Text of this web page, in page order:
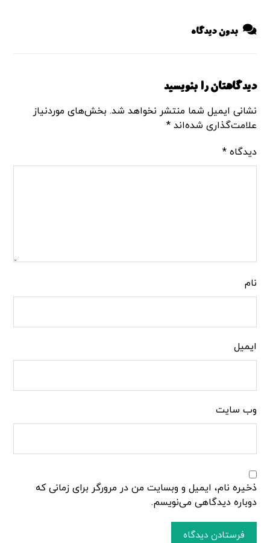
بدون دیدگاه
دیدگاهتان را بنویسید
نشانی ایمیل شما منتشر نخواهد شد. بخش‌های موردنیاز
علامت‌گذاری شده‌اند*
دیدگاه*
نام
ایمیل
وب‌ سایت
ذخیره نام، ایمیل و وبسایت من در مرورگر برای زمانی که
دوباره دیدگاهی می‌نویسم.
فرستادن دیدگاه